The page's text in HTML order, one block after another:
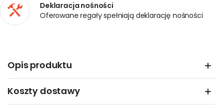
Deklaracja nośności
Oferowane regały spełniają deklarację nośności
Opis produktu
Koszty dostawy